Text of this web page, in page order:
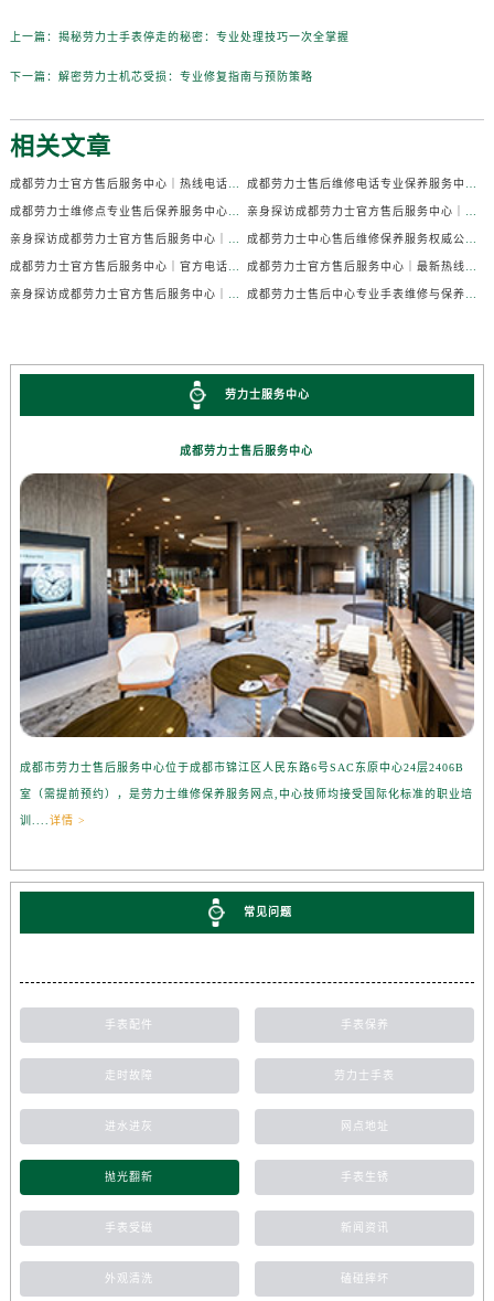
上一篇： 揭秘劳力士手表停走的秘密：专业处理技巧一次全掌握
下一篇： 解密劳力士机芯受损：专业修复指南与预防策略
相关文章
成都劳力士官方售后服务中心｜热线电话及门店地址权威信息公示（2026年7月最新） 成都劳力士售后维修电话专业保养服务中心权威公示（2026年7月最新）
成都劳力士维修点专业售后保养服务中心权威公示（2026年7月最新） 亲身探访成都劳力士官方售后服务中心｜全部地址及热线电话（2026年7月最新）
亲身探访成都劳力士官方售后服务中心｜官方电话和详细网点地址（2026年7月最新） 成都劳力士中心售后维修保养服务权威公示（2026年7月最新）
成都劳力士官方售后服务中心｜官方电话及详细维修地址权威信息公示（2026年7月最新） 成都劳力士官方售后服务中心｜最新热线及维修地址权威信息公示（2026年7月最新）
亲身探访成都劳力士官方售后服务中心｜完整维修地址与售后热线（2026年7月最新） 成都劳力士售后中心专业手表维修与保养服务权威公示（2026年7月最新）
劳力士服务中心
成都劳力士售后服务中心
成都市劳力士售后服务中心位于成都市锦江区人民东路6号SAC东原中心24层2406B
室（需提前预约），是劳力士维修保养服务网点,中心技师均接受国际化标准的职业培
训....详情 >
常见问题
手表配件 手表保养
走时故障 劳力士手表
进水进灰 网点地址
抛光翻新 手表生锈
手表受磁 新闻资讯
外观清洗 磕碰摔坏